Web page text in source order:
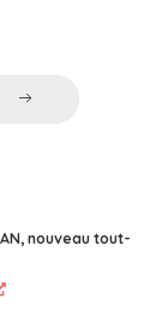
nouveau tout-